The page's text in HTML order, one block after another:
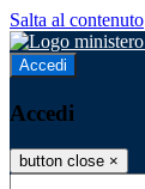
Salta al contenuto
Accedi
Accedi
button close ×